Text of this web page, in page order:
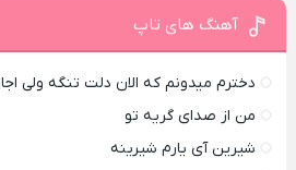
آهنگ های تاپ
دخترم میدونم که الان دلت تنگه ولی
من از صدای گريه تو
شیرین آی یارم شیرینه